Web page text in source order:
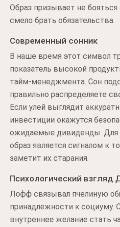
Образ призывает не
смело брать обязательства.
Современный сонник
В наше время этот символ
показатель высокой
тайм-менеджмента. Сон
правильно распределяете
Если улей выглядит
инвестиции окажутся
ожидаемые дивиденды. Для
образ является сигналом к
заметит их старания.
Психологический взгляд
Лофф связывал пчелиную
принадлежности к социуму.
внутреннее желание стать